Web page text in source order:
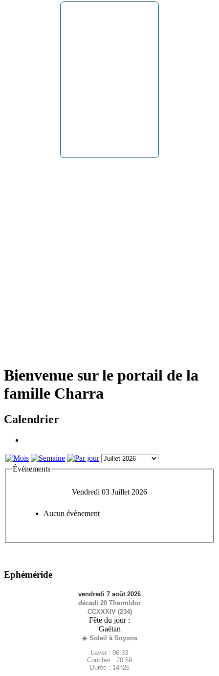
Bienvenue sur le portail de la
famille Charra
Calendrier
Évènements
Vendredi 03 Juillet 2026
Aucun évènement
Ephéméride
vendredi 7 août 2026
décadi 20 Thermidor
CCXXXIV (234)
Fête du jour :
Gaëtan
☀️ Soleil à Soyons
Lever : 06:33
Coucher : 20:59
Durée : 14h26